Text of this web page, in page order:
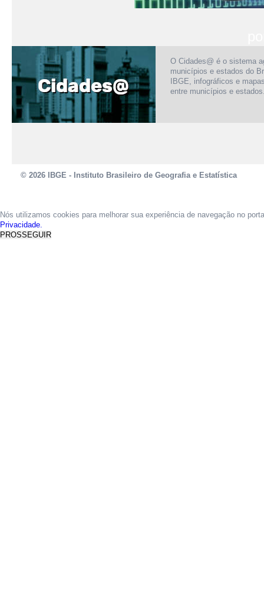
O Cidades@ é o sistema
municípios e estados do
IBGE, infográficos e
entre municípios e
© 2026 IBGE - Instituto Brasileiro de Geografia e Estatística
Nós utilizamos cookies para melhorar sua experiência de navegação no
Privacidade.
PROSSEGUIR